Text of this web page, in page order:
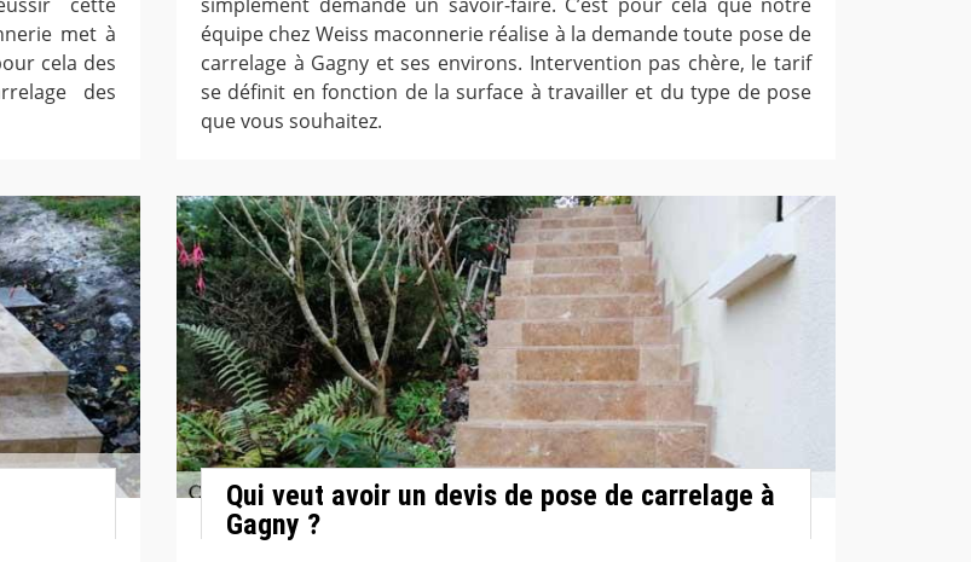
met à
cela des
des
équipe chez Weiss maconnerie réalise à la demande toute pose de
carrelage à Gagny et ses environs. Intervention pas chère, le tarif
se définit en fonction de la surface à travailler et du type de pose
que vous souhaitez.
Qui veut avoir un devis de pose de carrelage à
Gagny ?